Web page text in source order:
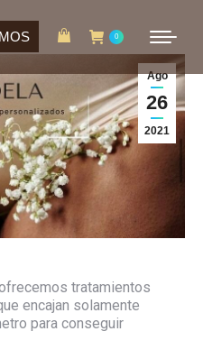
0
Ago
26
2021
tratamientos
encajan solamente
para conseguir